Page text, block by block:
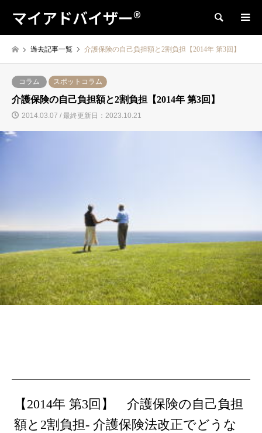
マイアドバイザー® 検索
過去記事一覧 介護保険の自己負担額と2割負担【2014年 第3回】
コラム スポットコラム
介護保険の自己負担額と2割負担【2014年 第3回】
2014.03.07 / 最終更新日：2023.10.21
【2014年 第3回】 介護保険の自己負担
額と2割負担- 介護保険法改正でどうな